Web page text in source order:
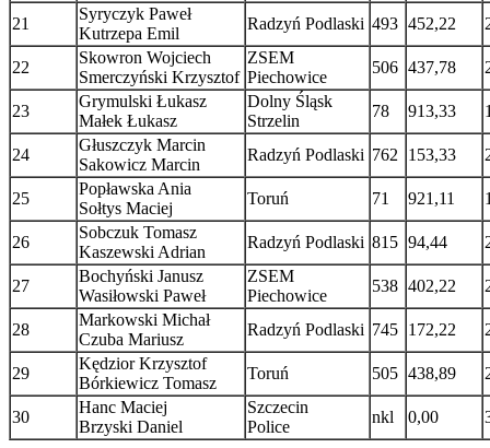
21
Syryczyk Paweł
Kutrzepa Emil
Radzyń Podlaski 493 452,22
22
Skowron Wojciech
Smerczyński Krzysztof
ZSEM
Piechowice
506 437,78
23
Grymulski Łukasz
Małek Łukasz
Dolny Śląsk
Strzelin
78 913,33
24
Głuszczyk Marcin
Sakowicz Marcin
Radzyń Podlaski 762 153,33
25
Popławska Ania
Sołtys Maciej
Toruń 71 921,11
26
Sobczuk Tomasz
Kaszewski Adrian
Radzyń Podlaski 815 94,44
27
Bochyński Janusz
Wasiłowski Paweł
ZSEM
Piechowice
538 402,22
28
Markowski Michał
Czuba Mariusz
Radzyń Podlaski 745 172,22
29
Kędzior Krzysztof
Bórkiewicz Tomasz
Toruń 505 438,89
30
Hanc Maciej
Brzyski Daniel
Szczecin
Police
nkl 0,00